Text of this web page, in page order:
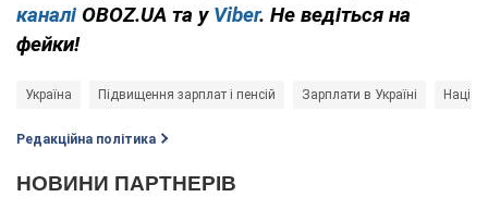
каналі OBOZ.UA та у Viber. Не ведіться на
фейки!
Україна Підвищення зарплат і пенсій Зарплати в Україні
Редакційна політика